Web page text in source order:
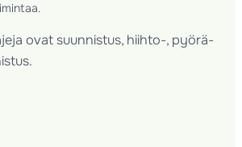
ovat suunnistus, hiihto-, pyörä-